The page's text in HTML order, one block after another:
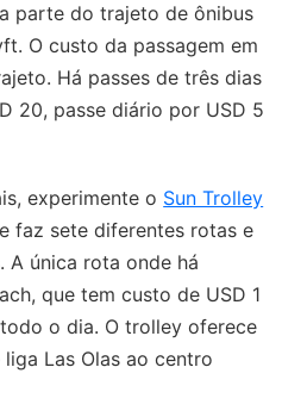
parte do trajeto de ônibus
O custo da passagem em
Há passes de três dias
20, passe diário por USD 5
experimente o Sun Trolley
faz sete diferentes rotas e
A única rota onde há
que tem custo de USD 1
o dia. O trolley oferece
liga Las Olas ao centro